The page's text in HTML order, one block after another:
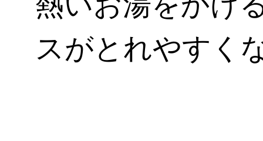
スがとれやすく